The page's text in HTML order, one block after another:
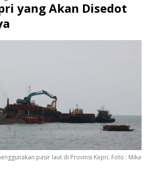
yang Akan Disedot
pasir laut di Provinsi Kepri. Foto : Mika